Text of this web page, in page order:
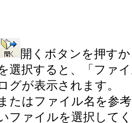
開くボタンを押す
選択すると、「ファ
グが表示されます。
たはファイル名を参
ファイルを選択して